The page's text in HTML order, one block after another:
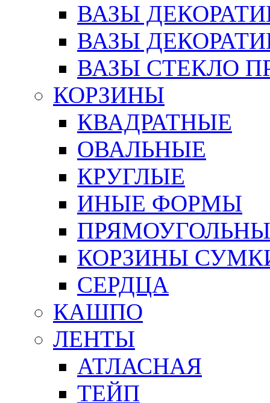
ВАЗЫ
ВАЗЫ
ВАЗЫ СТЕКЛО
КОРЗИНЫ
КВАДРАТНЫЕ
ОВАЛЬНЫЕ
КРУГЛЫЕ
ИНЫЕ ФОРМЫ
КОРЗИНЫ
СЕРДЦА
КАШПО
ЛЕНТЫ
АТЛАСНАЯ
ТЕЙП